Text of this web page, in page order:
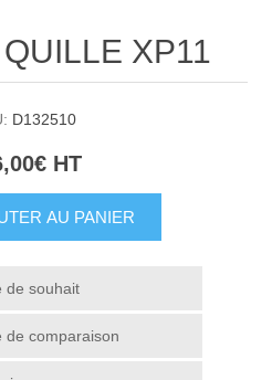
XP11
D132510
HT
AU PANIER
de souhait
de comparaison